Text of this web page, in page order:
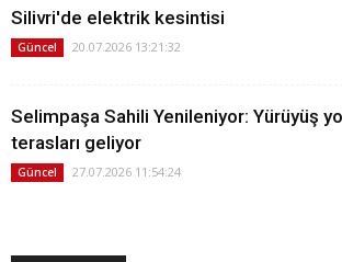
Silivri'de elektrik kesintisi
Güncel 20.07.2026 13:21:32
Selimpaşa Sahili Yenileniyor: Yürüyüş
terasları geliyor
Güncel 27.07.2026 11:54:24